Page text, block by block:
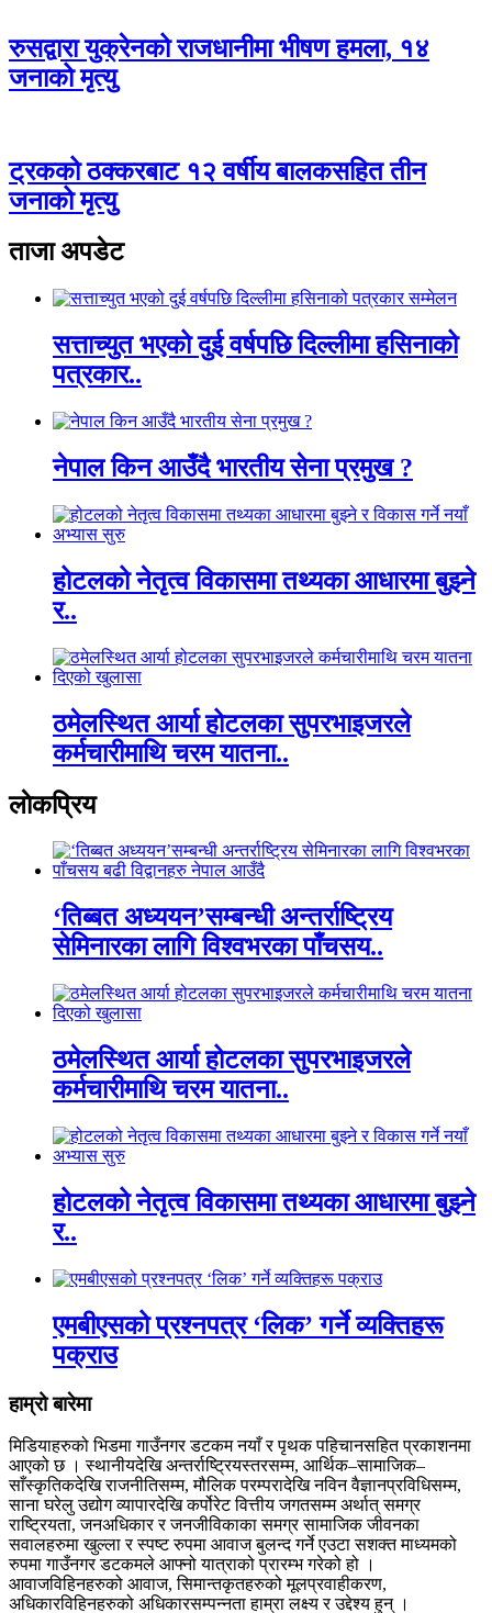
रुसद्वारा युक्रेनको राजधानीमा भीषण हमला, १४
जनाको मृत्यु
ट्रकको ठक्करबाट १२ वर्षीय बालकसहित तीन
जनाको मृत्यु
ताजा अपडेट
सत्ताच्युत भएको दुई वर्षपछि दिल्लीमा हसिनाको
पत्रकार..
नेपाल किन आउँदै भारतीय सेना प्रमुख ?
होटलको नेतृत्व विकासमा तथ्यका आधारमा बुझ्ने
र..
ठमेलस्थित आर्या होटलका सुपरभाइजरले
कर्मचारीमाथि चरम यातना..
लाेकप्रिय
‘तिब्बत अध्ययन’सम्बन्धी अन्तर्राष्ट्रिय
सेमिनारका लागि विश्वभरका पाँचसय..
ठमेलस्थित आर्या होटलका सुपरभाइजरले
कर्मचारीमाथि चरम यातना..
होटलको नेतृत्व विकासमा तथ्यका आधारमा बुझ्ने
र..
एमबीएसको प्रश्नपत्र ‘लिक’ गर्ने व्यक्तिहरू
पक्राउ
हाम्रो बारेमा
मिडियाहरुको भिडमा गाउँनगर डटकम नयाँ र पृथक पहिचानसहित प्रकाशनमा
आएको छ । स्थानीयदेखि अन्तर्राष्ट्रियस्तरसम्म, आर्थिक–सामाजिक–
साँस्कृतिकदेखि राजनीतिसम्म, मौलिक परम्परादेखि नविन वैज्ञानप्रविधिसम्म,
साना घरेलु उद्योग व्यापारदेखि कर्पोरेट वित्तीय जगतसम्म अर्थात् समग्र
राष्ट्रियता, जनअधिकार र जनजीविकाका समग्र सामाजिक जीवनका
सवालहरुमा खुल्ला र स्पष्ट रुपमा आवाज बुलन्द गर्ने एउटा सशक्त माध्यमको
रुपमा गाउँनगर डटकमले आफ्नो यात्राको प्रारम्भ गरेको हो ।
आवाजविहिनहरुको आवाज, सिमान्तकृतहरुको मूलप्रवाहीकरण,
अधिकारविहिनहरुको अधिकारसम्पन्नता हाम्रा लक्ष्य र उद्देश्य हुन् ।